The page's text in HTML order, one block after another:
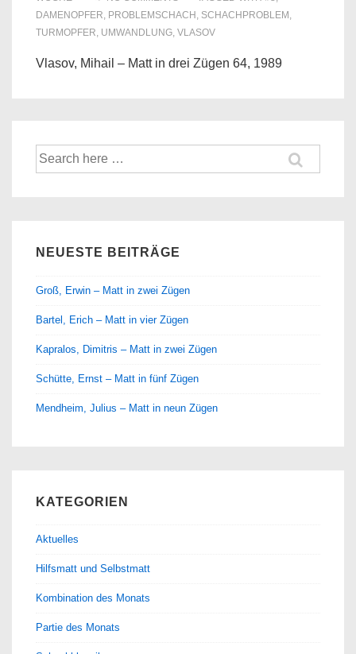
DAMENOPFER, PROBLEMSCHACH , SCHACHPROBLEM ,
TURMOPFER, UMWANDLUNG, VLASOV
Vlasov, Mihail – Matt in drei Zügen 64, 1989
Suche
nach:
NEUESTE BEITRÄGE
Groß, Erwin – Matt in zwei Zügen
Bartel, Erich – Matt in vier Zügen
Kapralos, Dimitris – Matt in zwei Zügen
Schütte, Ernst – Matt in fünf Zügen
Mendheim, Julius – Matt in neun Zügen
KATEGORIEN
Aktuelles
Hilfsmatt und Selbstmatt
Kombination des Monats
Partie des Monats